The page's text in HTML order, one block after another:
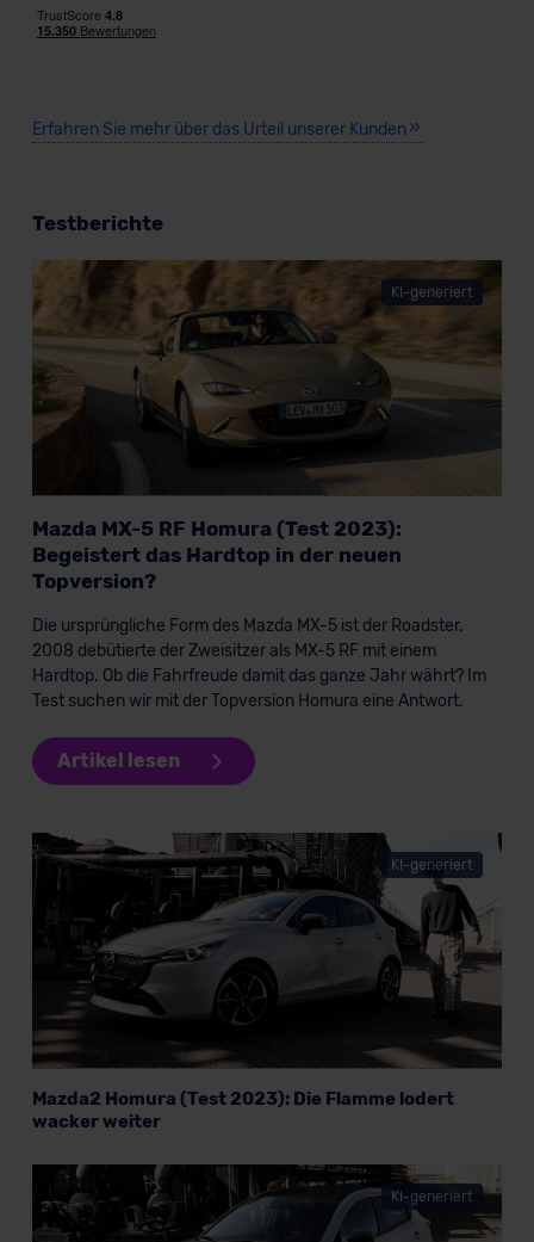
Erfahren Sie mehr über das Urteil unserer Kunden
Testberichte
KI-generiert
Mazda MX-5 RF Homura (Test 2023):
Begeistert das Hardtop in der neuen
Topversion?
Die ursprüngliche Form des Mazda MX-5 ist der Roadster.
2008 debütierte der Zweisitzer als MX-5 RF mit einem
Hardtop. Ob die Fahrfreude damit das ganze Jahr währt? Im
Test suchen wir mit der Topversion Homura eine Antwort.
Artikel lesen
KI-generiert
Mazda2 Homura (Test 2023): Die Flamme lodert
wacker weiter
KI-generiert